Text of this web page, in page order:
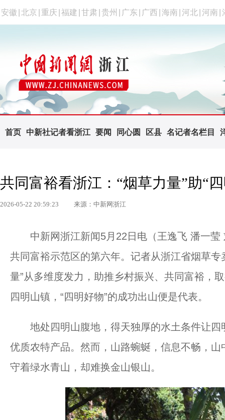
安徽 北京 重庆 福建 甘肃 贵州 广东 广西 海南 河北 河南
首页 中新社记者看浙江 要闻 同心圆 区县 名记者名栏目
共同富裕看浙江：“烟草力量”助“
2026-05-22 20:59:23 来源：中新网浙江
中新网浙江新闻5月22日电（王逸飞 潘一莹
共同富裕示范区的第六年。记者从浙江省烟草
量”从多维度发力，助推乡村振兴、共同富裕，
四明山镇，“四明好物”的成功出山便是代表。
地处四明山腹地，得天独厚的水土条件让四
优质农特产品。然而，山路蜿蜒，信息不畅，山
守着绿水青山，却难换金山银山。